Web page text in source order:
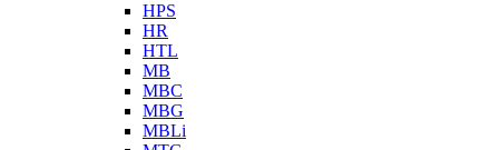
HPS
HR
HTL
MB
MBC
MBG
MBLi